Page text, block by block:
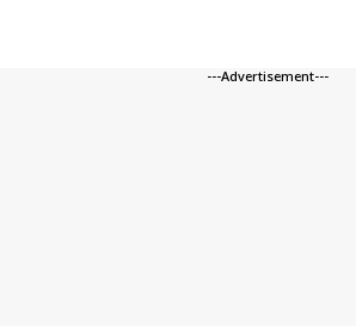
---Advertisement---